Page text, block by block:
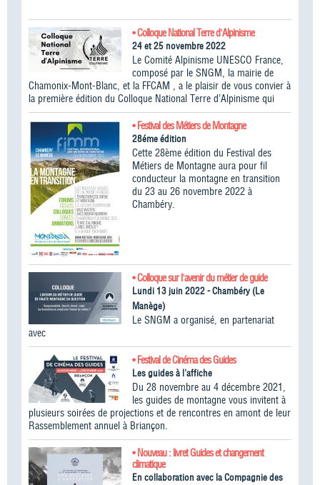
• Colloque National Terre d'Alpinisme
24 et 25 novembre 2022
Le Comité Alpinisme UNESCO France,
composé par le SNGM, la mairie de
Chamonix-Mont-Blanc, et la FFCAM , a le plaisir de vous convier à
la première édition du Colloque National Terre d’Alpinisme qui
• Festival des Métiers de Montagne
28éme édition
Cette 28ème édition du Festival des
Métiers de Montagne aura pour fil
conducteur la montagne en transition
du 23 au 26 novembre 2022 à
Chambéry.
• Colloque sur l'avenir du métier de guide
Lundi 13 juin 2022 - Chambéry (Le
Manège)
Le SNGM a organisé, en partenariat
avec
• Festival de Cinéma des Guides
Les guides à l'affiche
Du 28 novembre au 4 décembre 2021,
les guides de montagne vous invitent à
plusieurs soirées de projections et de rencontres en amont de leur
Rassemblement annuel à Briançon.
• Nouveau : livret Guides et changement
climatique
En collaboration avec la Compagnie des